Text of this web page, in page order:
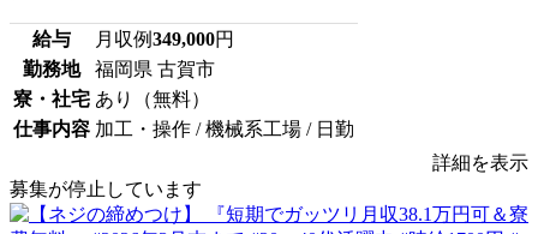
給与 月収例349,000円
勤務地
福岡県 古賀市
寮・社宅 あり（無料）
仕事内容 加工・操作 / 機械系工場 / 日勤
詳細を表示
募集が停止しています